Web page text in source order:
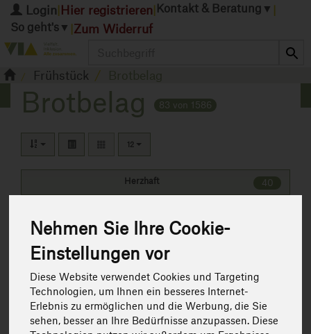
Nehmen Sie Ihre Cookie-
Einstellungen vor
Diese Website verwendet Cookies und Targeting
Technologien, um Ihnen ein besseres Internet-
Erlebnis zu ermöglichen und die Werbung, die Sie
sehen, besser an Ihre Bedürfnisse anzupassen. Diese
Login Hier registrieren Kontakt & Beratung ▼
So geht's ▼ Zum Widerruf
Frühstück
Brotbelag 83 von 1586
12
40
Herzhaft
Süß
Hersteller Ernährung Allergene